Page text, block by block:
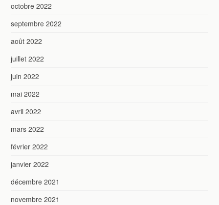
octobre 2022
septembre 2022
août 2022
juillet 2022
juin 2022
mai 2022
avril 2022
mars 2022
février 2022
janvier 2022
décembre 2021
novembre 2021